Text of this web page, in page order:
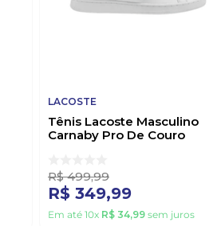
LACOSTE
Tênis Lacoste Masculino
Carnaby Pro De Couro
R$ 499,99
R$ 349,99
Em até 10x R$ 34,99sem juros